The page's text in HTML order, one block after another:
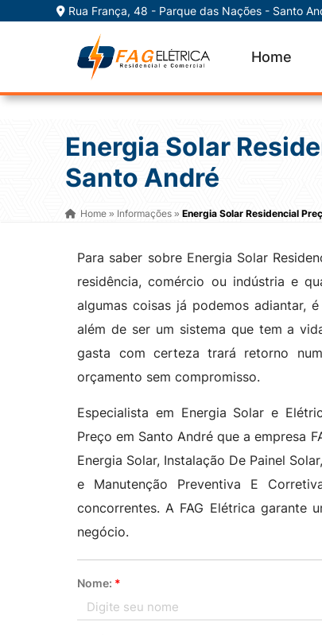
Rua França, 48 - Parque das Nações - Santo
Home
Energia Solar
Santo André
Home » Informações » Energia Solar Residencial
Para saber sobre Energia Solar
residência, comércio ou indústria e
algumas coisas já podemos adiantar,
além de ser um sistema que tem a
gasta com certeza trará retorno
orçamento sem compromisso.
Especialista em Energia Solar e
Preço em Santo André que a empresa
Energia Solar, Instalação De Painel
e Manutenção Preventiva E
concorrentes. A FAG Elétrica garante
negócio.
Nome: *